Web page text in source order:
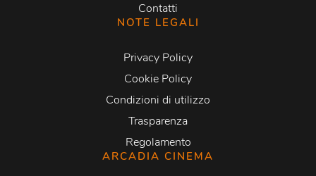
Contatti
NOTE LEGALI
Privacy Policy
Cookie Policy
Condizioni di utilizzo
Trasparenza
Regolamento
ARCADIA CINEMA